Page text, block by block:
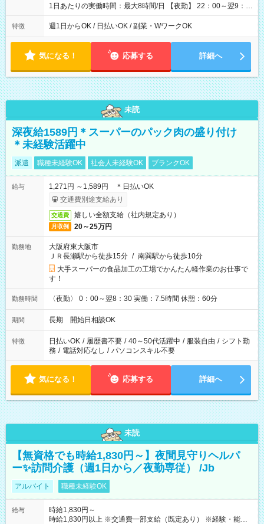
1日あたりの実働時間：最大8時間/日 【夜勤】 22：00～翌9：
00 ※週1日～OK ／ 夜勤専従 ＊＊ 勤務時間例 ＊＊ ■22時か
ら翌7時 ■23時から翌8時 ■24時から翌9時 など ※上記の時間
ます。 ※曜日固定（毎週同じ曜日での勤務となります）
特徴 週1日からOK / 日払いOK / 副業・WワークOK
気になる！ 応募する 詳細へ
未読
深夜給1589円＊スーパーのパック肉の盛り付け
＊未経験活躍中
派遣 職種未経験OK 社会人未経験OK ブランクOK
給与
1,271円 ～1,589円 ＊日払いOK
交通費別途支給あり
交通費 嬉しい全額支給（社内規定あり）
月収例 20～25万円
勤務地
大阪府東大阪市
ＪＲ長瀬駅から徒歩15分 / 南巽駅から徒歩10分
大手スーパーの食品加工の工場でかんたん軽作業のお仕事で
す！
勤務時間 〈夜勤〉 0：00～翌8：30 実働：7.5時間 休憩：60分
期間 長期 開始日相談OK
特徴 日払いOK / 履歴書不要 / 40～50代活躍中 / 服装自由 / シフト勤
務 / 電話対応なし / パソコンスキル不要
気になる！ 応募する 詳細へ
未読
【無資格でも時給1,830円～】夜間見守りヘルパ
ー✨訪問介護（週1日から／夜勤専従） /Jb
アルバイト 職種未経験OK
給与
時給1,830円～
時給1,830円以上 ※交通費一部支給（既定あり） ※経験・能力を